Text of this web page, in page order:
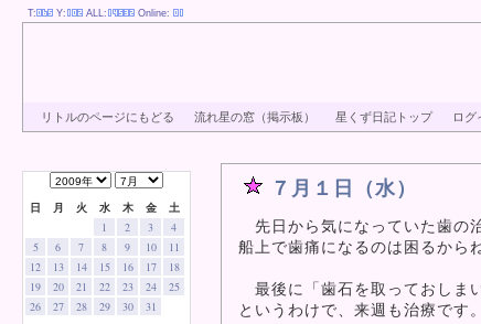
リトルのページにもどる 流れ星の窓（掲示板） 星くず日記トップ ログ
７月１日（水）
先日から気になっていた歯の
船上で歯痛になるのは困るから
最後に「歯石を取っておしま
というわけで、来週も治療です。
T: Y: ALL: Online:
日 月 火 水 木 金 土
1 2 3
4
5
6 7 8 9 10
11
12
13 14 15 16 17
18
19
20 21 22 23 24
25
26
27 28 29 30 31